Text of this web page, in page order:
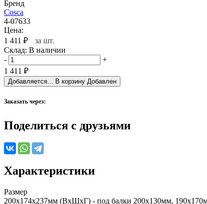
Бренд
Cosca
4-07633
Цена:
1 411 ₽
за шт.
Склад: В наличии
-
+
1 411 ₽
Добавляется... В корзину Добавлен
Заказать через:
Поделиться с друзьями
Характеристики
Размер
200х174х237мм (ВхШхГ) - под балки 200х130мм,